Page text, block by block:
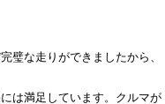
璧な走りができましたから、
は満足しています。クルマが